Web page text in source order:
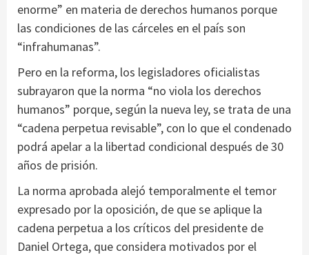
enorme” en materia de derechos humanos porque
las condiciones de las cárceles en el país son
“infrahumanas”.
Pero en la reforma, los legisladores oficialistas
subrayaron que la norma “no viola los derechos
humanos” porque, según la nueva ley, se trata de una
“cadena perpetua revisable”, con lo que el condenado
podrá apelar a la libertad condicional después de 30
años de prisión.
La norma aprobada alejó temporalmente el temor
expresado por la oposición, de que se aplique la
cadena perpetua a los críticos del presidente de
Daniel Ortega, que considera motivados por el